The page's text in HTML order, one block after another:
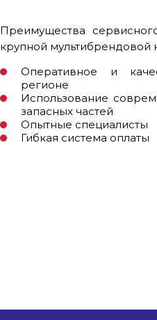
Преимущества
крупной мультибрендовой
Оперативное и
регионе
Использование
запасных частей
Опытные специалисты
Гибкая система оплаты